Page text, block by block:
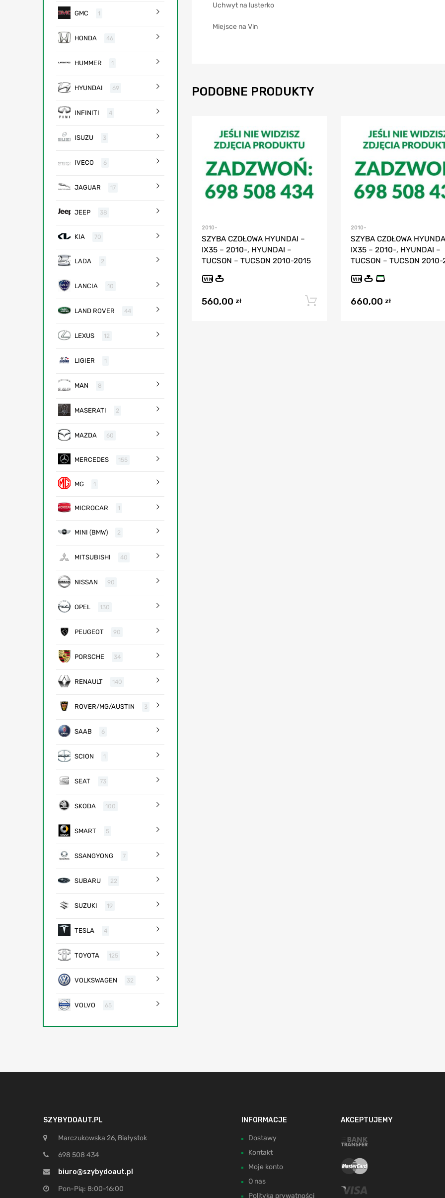
Uchwyt na lusterko
Miejsce na Vin
PODOBNE PRODUKTY
2010-
SZYBA CZOŁOWA HYUNDAI –
IX35 – 2010-, HYUNDAI –
TUCSON – TUCSON 2010-2015
VIN
560,00 zł Dodaj do koszyka
2010-
SZYBA CZOŁOWA
IX35 – 2010-, HYUNDAI –
TUCSON – TUCSON 2010-
VIN
660,00 zł
GMC 1
HONDA 46
HUMMER 1
HYUNDAI 69
INFINITI 4
ISUZU 3
IVECO 6
JAGUAR 17
JEEP 38
KIA 70
LADA 2
LANCIA 10
LAND ROVER 44
LEXUS 12
LIGIER 1
MAN 8
MASERATI 2
MAZDA 60
MERCEDES 155
MG 1
MICROCAR 1
MINI (BMW) 2
MITSUBISHI 40
NISSAN 90
OPEL 130
PEUGEOT 90
PORSCHE 34
RENAULT 140
ROVER/MG/AUSTIN 3
SAAB 6
SCION 1
SEAT 73
SKODA 100
SMART 5
SSANGYONG 7
SUBARU 22
SUZUKI 19
TESLA 4
TOYOTA 125
VOLKSWAGEN 32
VOLVO 65
SZYBYDOAUT.PL
Marczukowska 26, Białystok
698 508 434
biuro@szybydoaut.pl
Pon-Pią: 8:00-16:00
INFORMACJE
Dostawy
Kontakt
Moje konto
O nas
Polityka prywatności
AKCEPTUJEMY